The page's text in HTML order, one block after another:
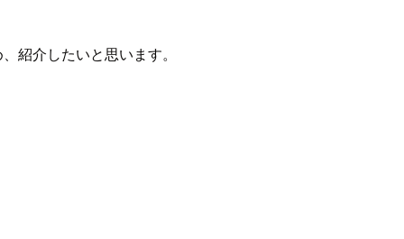
紹介したいと思います。